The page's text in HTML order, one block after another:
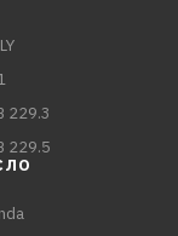
229.3
229.5